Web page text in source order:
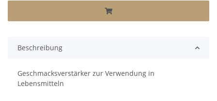
Beschreibung
Geschmacksverstärker zur Verwendung in
Lebensmitteln